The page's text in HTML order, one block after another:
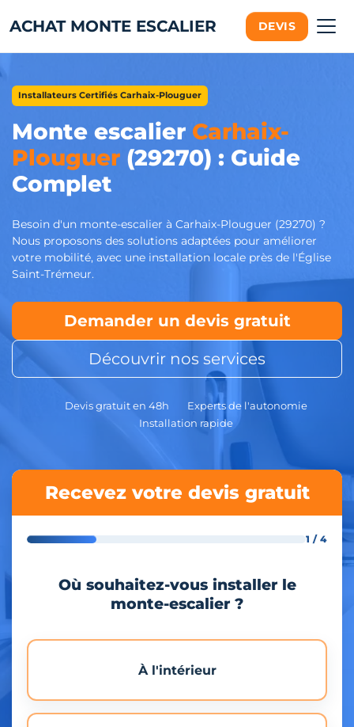
ACHAT MONTE ESCALIER DEVIS
Installateurs Certifiés Carhaix-Plouguer
Monte escalier Carhaix-
Plouguer (29270) : Guide
Complet
Besoin d'un monte-escalier à Carhaix-Plouguer (29270) ?
Nous proposons des solutions adaptées pour améliorer
votre mobilité, avec une installation locale près de l'Église
Saint-Trémeur.
Demander un devis gratuit
Découvrir nos services
Devis gratuit en 48h
Experts de l'autonomie
Installation rapide
Recevez votre devis gratuit
1 / 4
Où souhaitez-vous installer le
monte-escalier ?
À l'intérieur